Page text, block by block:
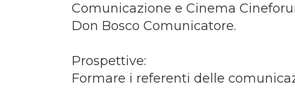
Comunicazione e Cinema
Don Bosco Comunicatore.
Prospettive:
Formare i referenti delle